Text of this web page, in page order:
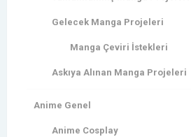
Gelecek Manga Projeleri
Manga Çeviri İstekleri
Askıya Alınan Manga Projeleri
Anime Genel
Anime Cosplay